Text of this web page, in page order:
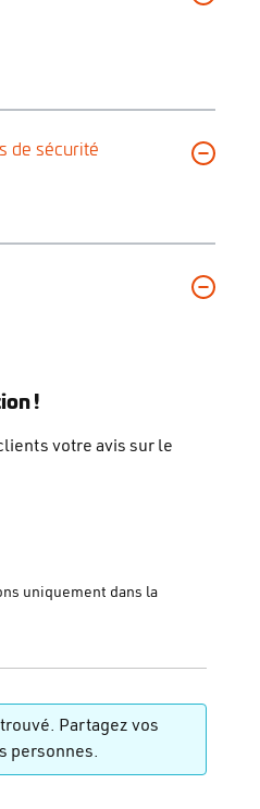
de sécurité
étoiles
!
votre avis sur le
uniquement dans la
Partagez vos
personnes.